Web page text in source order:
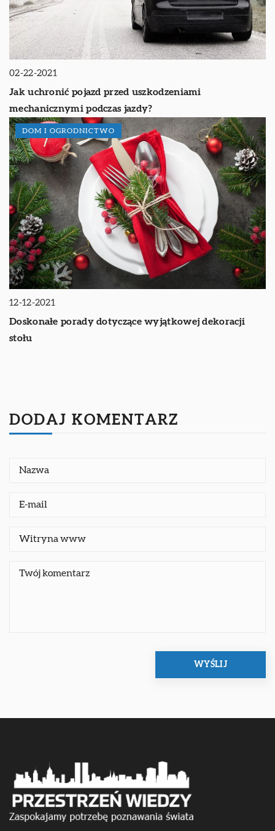
02-22-2021
Jak uchronić pojazd przed uszkodzeniami
mechanicznymi podczas jazdy?
DOM I OGRODNICTWO
12-12-2021
Doskonałe porady dotyczące wyjątkowej dekoracji
stołu
DODAJ KOMENTARZ